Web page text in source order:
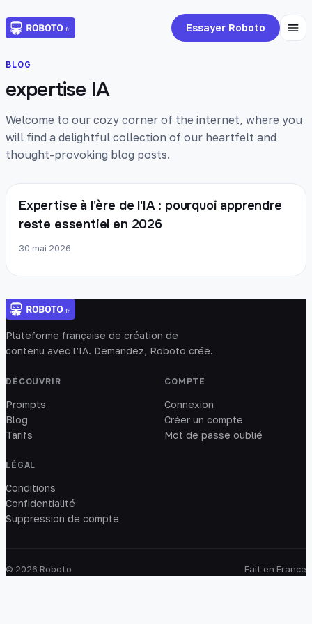
Essayer Roboto
BLOG
expertise IA
Welcome to our cozy corner of the internet, where you
will find a delightful collection of our heartfelt and
thought-provoking blog posts.
Expertise à l'ère de l'IA : pourquoi apprendre
reste essentiel en 2026
30 mai 2026
Plateforme française de création de
contenu avec l’IA. Demandez, Roboto crée.
DÉCOUVRIR
Prompts
Blog
Tarifs
COMPTE
Connexion
Créer un compte
Mot de passe oublié
LÉGAL
Conditions
Confidentialité
Suppression de compte
© 2026 Roboto Fait en France